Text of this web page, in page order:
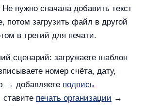
нужно сначала добавить текст
потом загрузить файл в другой
в третий для печати.
сценарий: загружаете шаблон
номер счёта, дату,
→ добавляете подпись
печать организации →